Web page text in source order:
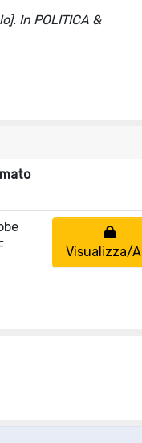
In POLITICA &
Visualizza/